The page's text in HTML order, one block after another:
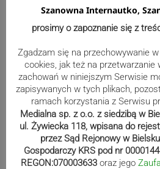
Z Kaczyc do
nowym asfalcie
Od sportu do
odsłona Miejskiej
za nami
Szanowna Internautko,
prosimy o zapoznanie się z
Zgadzam się na przechowywanie
cookies, jak też na przetwarzanie
zachowań w niniejszym Serwisie
zapisywanych w tych plikach,
ramach korzystania z Serwisu
Medialna sp. z o.o. z siedzibą w
ul. Żywiecka 118, wpisana do
przez Sąd Rejonowy w
Gospodarczy KRS pod nr
REGON:070003633 oraz jego